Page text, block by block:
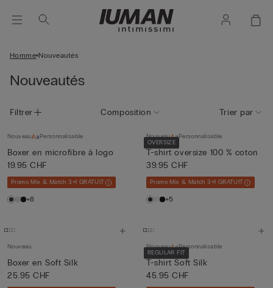
Homme Nouveautés
Nouveautés
Filtrer Composition Trier par
Nouveau Personnalisable
Boxer en microfibre à logo
19.95 CHF
Promo Mix & Match 3+1 GRATUIT
+8
OVERSIZE
Nouveau Personnalisable
T-shirt oversize 100 % coton
39.95 CHF
Promo Mix & Match 3+1 GRATUIT
+5
Nouveau
Boxer en Soft Silk
25.95 CHF
REGULAR FIT
Nouveau Personnalisable
T-shirt Soft Silk
45.95 CHF